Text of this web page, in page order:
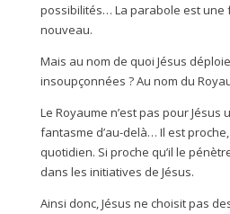
possibilités… La parabole est une
nouveau.
Mais au nom de quoi Jésus
insoupçonnées ? Au nom du
Le Royaume n’est pas pour Jésus
fantasme d’au-delà… Il est
quotidien. Si proche qu’il le
dans les initiatives de Jésus.
Ainsi donc, Jésus ne choisit pas